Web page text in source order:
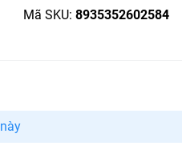
Mã SKU: 8935352602584